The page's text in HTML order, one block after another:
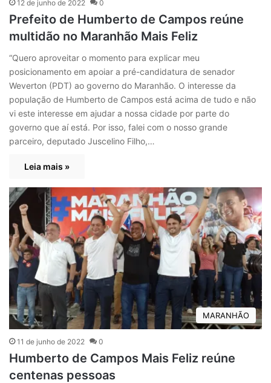
12 de junho de 2022 0
Prefeito de Humberto de Campos reúne
multidão no Maranhão Mais Feliz
“Quero aproveitar o momento para explicar meu
posicionamento em apoiar a pré-candidatura de senador
Weverton (PDT) ao governo do Maranhão. O interesse da
população de Humberto de Campos está acima de tudo e não
vi este interesse em ajudar a nossa cidade por parte do
governo que aí está. Por isso, falei com o nosso grande
parceiro, deputado Juscelino Filho,…
Leia mais »
MARANHÃO
11 de junho de 2022 0
Humberto de Campos Mais Feliz reúne
centenas pessoas